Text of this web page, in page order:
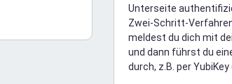
Unterseite
Zwei-Schritt-
meldest du dich mit
und dann führst du
durch, z.B. per